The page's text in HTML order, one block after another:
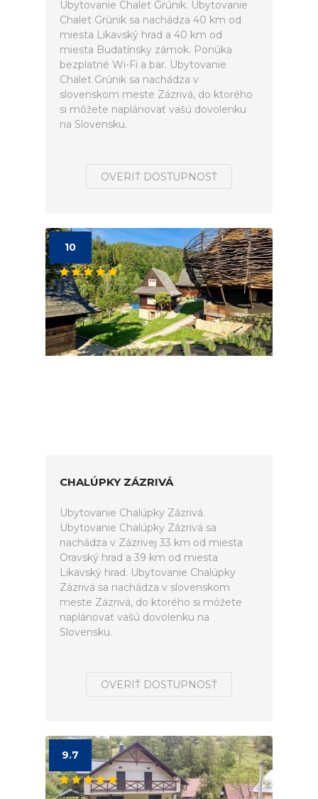
Ubytovanie Chalet Grúnik. Ubytovanie
Chalet Grúnik sa nachádza 40 km od
miesta Likavský hrad a 40 km od
miesta Budatínsky zámok. Ponúka
bezplatné Wi-Fi a bar. Ubytovanie
Chalet Grúnik sa nachádza v
slovenskom meste Zázrivá, do ktorého
si môžete naplánovať vašú dovolenku
na Slovensku.
OVERIŤ DOSTUPNOSŤ
10
CHALÚPKY ZÁZRIVÁ
Ubytovanie Chalúpky Zázrivá.
Ubytovanie Chalúpky Zázrivá sa
nachádza v Zázrivej 33 km od miesta
Oravský hrad a 39 km od miesta
Likavský hrad. Ubytovanie Chalúpky
Zázrivá sa nachádza v slovenskom
meste Zázrivá, do ktorého si môžete
naplánovať vašú dovolenku na
Slovensku.
OVERIŤ DOSTUPNOSŤ
9.7